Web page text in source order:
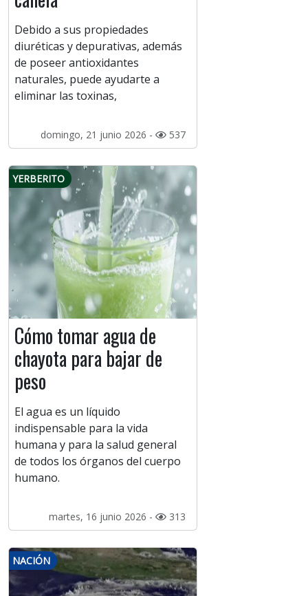
Debido a sus propiedades
diuréticas y depurativas, además
de poseer antioxidantes
naturales, puede ayudarte a
eliminar las toxinas,
domingo, 21 junio 2026 - 537
YERBERITO
Cómo tomar agua de
chayota para bajar de
peso
El agua es un líquido
indispensable para la vida
humana y para la salud general
de todos los órganos del cuerpo
humano.
martes, 16 junio 2026 - 313
NACIÓN